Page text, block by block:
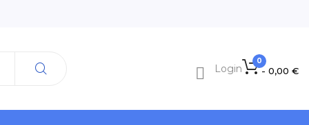
0
- 0,00 €
 Login